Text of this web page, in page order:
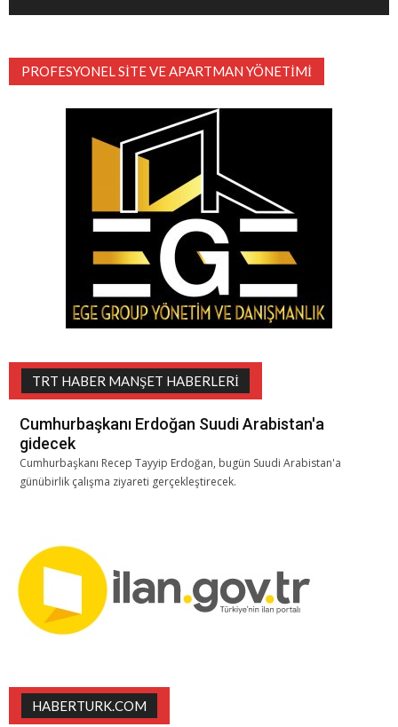
PROFESYONEL SITE VE APARTMAN YÖNETIMI
TRT HABER MANŞET HABERLERI
Cumhurbaşkanı Erdoğan Suudi Arabistan'a
gidecek
Cumhurbaşkanı Recep Tayyip Erdoğan, bugün Suudi Arabistan'a
günübirlik çalışma ziyareti gerçekleştirecek.
HABERTURK.COM